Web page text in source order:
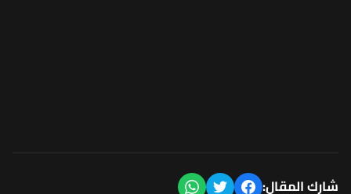
شارك المقال: